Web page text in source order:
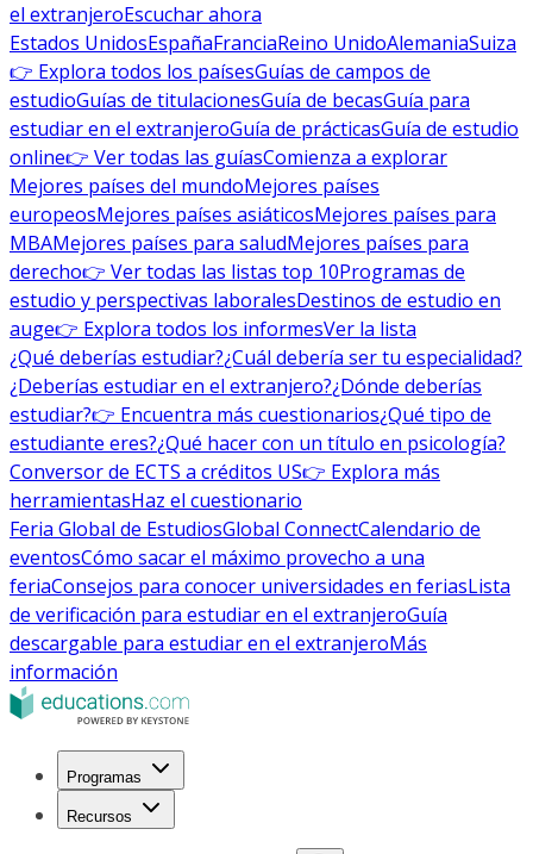
el extranjeroEscuchar ahora
Estados UnidosEspañaFranciaReino UnidoAlemaniaSuiza
👉 Explora todos los paísesGuías de campos de
estudioGuías de titulacionesGuía de becasGuía para
estudiar en el extranjeroGuía de prácticasGuía de estudio
online👉 Ver todas las guíasComienza a explorar
Mejores países del mundoMejores países
europeosMejores países asiáticosMejores países para
MBAMejores países para saludMejores países para
derecho👉 Ver todas las listas top 10Programas de
estudio y perspectivas laboralesDestinos de estudio en
auge👉 Explora todos los informesVer la lista
¿Qué deberías estudiar?¿Cuál debería ser tu especialidad?
¿Deberías estudiar en el extranjero?¿Dónde deberías
estudiar?👉 Encuentra más cuestionarios¿Qué tipo de
estudiante eres?¿Qué hacer con un título en psicología?
Conversor de ECTS a créditos US👉 Explora más
herramientasHaz el cuestionario
Feria Global de EstudiosGlobal ConnectCalendario de
eventosCómo sacar el máximo provecho a una
feriaConsejos para conocer universidades en feriasLista
de verificación para estudiar en el extranjeroGuía
descargable para estudiar en el extranjeroMás
información
Programas
Recursos